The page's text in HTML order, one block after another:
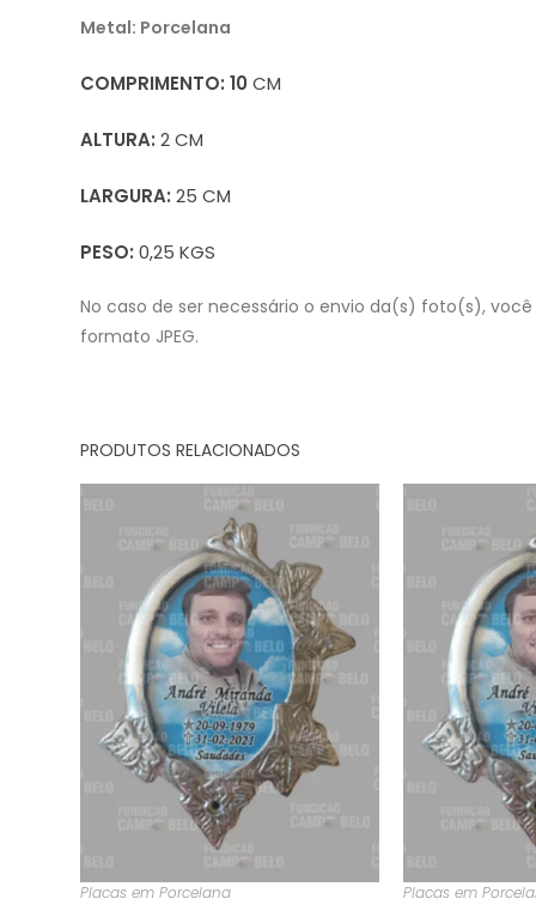
Metal: Porcelana
COMPRIMENTO: 10 CM
ALTURA:2 CM
LARGURA:25 CM
PESO:0,25 KGS
No caso de ser necessário o envio da(s) foto(s),
formato JPEG.
PRODUTOS RELACIONADOS
Placas em Porcelana Placas em